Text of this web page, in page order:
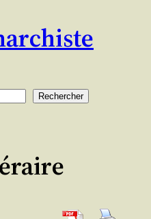
Rechercher